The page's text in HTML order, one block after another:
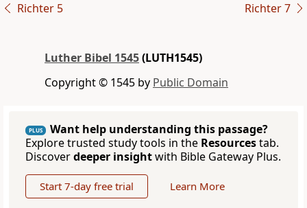
Richter 5 Richter 7
Luther Bibel 1545(LUTH1545)
Copyright © 1545 by Public Domain
PLUS
Want help understanding this passage?
Explore trusted study tools in the Resourcestab.
Discoverdeeper insightwith Bible Gateway Plus.
Start 7-day free trial Learn More